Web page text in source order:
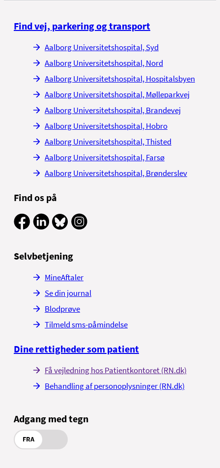
Find vej, parkering og transport
Aalborg Universitetshospital, Syd
Aalborg Universitetshospital, Nord
Aalborg Universitetshospital, Hospitalsbyen
Aalborg Universitetshospital, Mølleparkvej
Aalborg Universitetshospital, Brandevej
Aalborg Universitetshospital, Hobro
Aalborg Universitetshospital, Thisted
Aalborg Universitetshospital, Farsø
Aalborg Universitetshospital, Brønderslev
Find os på
Selvbetjening
MineAftaler
Se din journal
Blodprøve
Tilmeld sms-påmindelse
Dine rettigheder som patient
Få vejledning hos Patientkontoret (RN.dk)
Behandling af personoplysninger (RN.dk)
Adgang med tegn
FRA